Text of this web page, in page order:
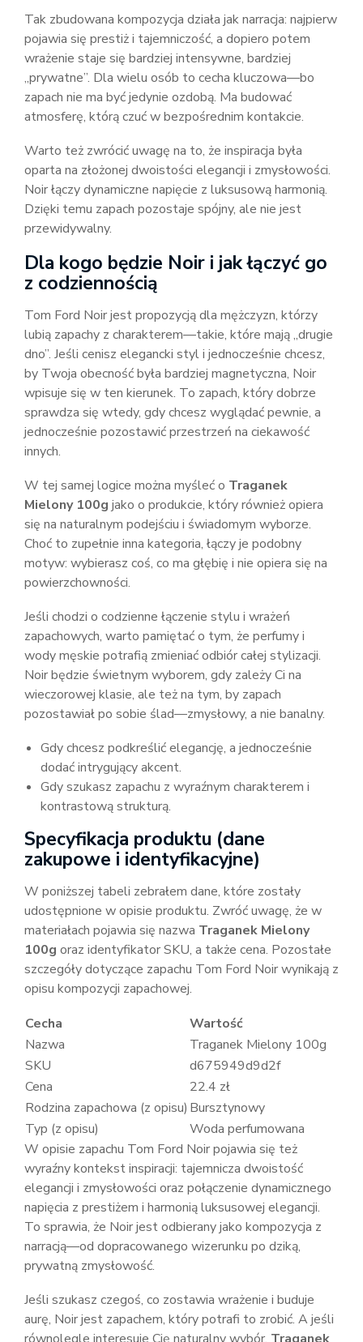
Tak zbudowana kompozycja działa jak narracja: najpierw
pojawia się prestiż i tajemniczość, a dopiero potem
wrażenie staje się bardziej intensywne, bardziej
„prywatne”. Dla wielu osób to cecha kluczowa—bo
zapach nie ma być jedynie ozdobą. Ma budować
atmosferę, którą czuć w bezpośrednim kontakcie.
Warto też zwrócić uwagę na to, że inspiracja była
oparta na złożonej dwoistości elegancji i zmysłowości.
Noir łączy dynamiczne napięcie z luksusową harmonią.
Dzięki temu zapach pozostaje spójny, ale nie jest
przewidywalny.
Dla kogo będzie Noir i jak łączyć go
z codziennością
Tom Ford Noir jest propozycją dla mężczyzn, którzy
lubią zapachy z charakterem—takie, które mają „drugie
dno”. Jeśli cenisz elegancki styl i jednocześnie chcesz,
by Twoja obecność była bardziej magnetyczna, Noir
wpisuje się w ten kierunek. To zapach, który dobrze
sprawdza się wtedy, gdy chcesz wyglądać pewnie, a
jednocześnie pozostawić przestrzeń na ciekawość
innych.
W tej samej logice można myśleć o Traganek
Mielony 100g jako o produkcie, który również opiera
się na naturalnym podejściu i świadomym wyborze.
Choć to zupełnie inna kategoria, łączy je podobny
motyw: wybierasz coś, co ma głębię i nie opiera się na
powierzchowności.
Jeśli chodzi o codzienne łączenie stylu i wrażeń
zapachowych, warto pamiętać o tym, że perfumy i
wody męskie potrafią zmieniać odbiór całej stylizacji.
Noir będzie świetnym wyborem, gdy zależy Ci na
wieczorowej klasie, ale też na tym, by zapach
pozostawiał po sobie ślad—zmysłowy, a nie banalny.
Gdy chcesz podkreślić elegancję, a jednocześnie
dodać intrygujący akcent.
Gdy szukasz zapachu z wyraźnym charakterem i
kontrastową strukturą.
Specyfikacja produktu (dane
zakupowe i identyfikacyjne)
W poniższej tabeli zebrałem dane, które zostały
udostępnione w opisie produktu. Zwróć uwagę, że w
materiałach pojawia się nazwa Traganek Mielony
100g oraz identyfikator SKU, a także cena. Pozostałe
szczegóły dotyczące zapachu Tom Ford Noir wynikają z
opisu kompozycji zapachowej.
Cecha
Wartość
Nazwa
Traganek Mielony 100g
SKU
d675949d9d2f
Cena
22.4 zł
Rodzina zapachowa (z opisu) Bursztynowy
Typ (z opisu)
Woda perfumowana
W opisie zapachu Tom Ford Noir pojawia się też
wyraźny kontekst inspiracji: tajemnicza dwoistość
elegancji i zmysłowości oraz połączenie dynamicznego
napięcia z prestiżem i harmonią luksusowej elegancji.
To sprawia, że Noir jest odbierany jako kompozycja z
narracją—od dopracowanego wizerunku po dziką,
prywatną zmysłowość.
Jeśli szukasz czegoś, co zostawia wrażenie i buduje
aurę, Noir jest zapachem, który potrafi to zrobić. A jeśli